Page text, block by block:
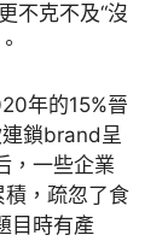
不克不及“沒
年的15%晉
鎖brand呈
，一些企業
積，疏忽了食
目時有產